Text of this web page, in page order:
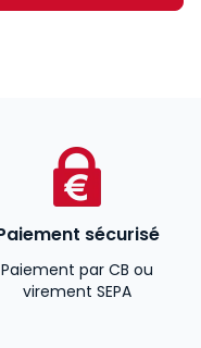
sécurisé
Paiement par CB ou
virement SEPA